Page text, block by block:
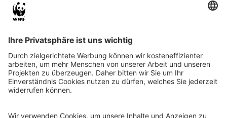
WWF Deutschland
Reinhardtstr. 18
10117 Berlin